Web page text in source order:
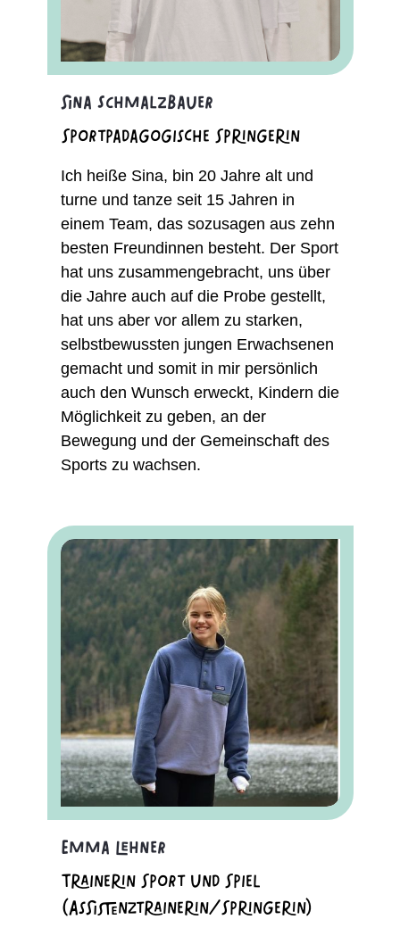
Sina Schmalzbauer
Sportpädagogische Springerin
Ich heiße Sina, bin 20 Jahre alt und
turne und tanze seit 15 Jahren in
einem Team, das sozusagen aus zehn
besten Freundinnen besteht. Der Sport
hat uns zusammengebracht, uns über
die Jahre auch auf die Probe gestellt,
hat uns aber vor allem zu starken,
selbstbewussten jungen Erwachsenen
gemacht und somit in mir persönlich
auch den Wunsch erweckt, Kindern die
Möglichkeit zu geben, an der
Bewegung und der Gemeinschaft des
Sports zu wachsen.
Emma Lehner
Trainerin Sport und Spiel
(Assistenztrainerin/Springerin)